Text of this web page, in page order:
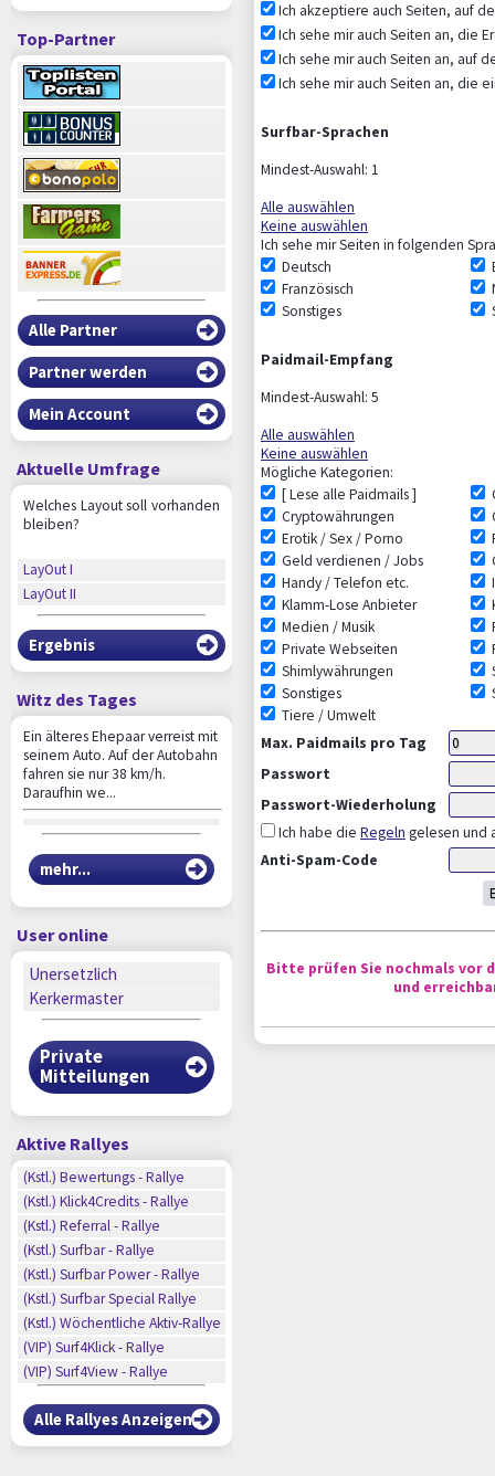
Top-Partner
Alle Partner
Partner werden
Mein Account
Aktuelle Umfrage
Welches Layout soll vorhanden
bleiben?
LayOut I
LayOut II
Ergebnis
Witz des Tages
Ein älteres Ehepaar verreist mit
seinem Auto. Auf der Autobahn
fahren sie nur 38 km/h.
Daraufhin we...
mehr...
User online
Unersetzlich
Kerkermaster
Private
Mitteilungen
Aktive Rallyes
(Kstl.) Bewertungs - Rallye
(Kstl.) Klick4Credits - Rallye
(Kstl.) Referral - Rallye
(Kstl.) Surfbar - Rallye
(Kstl.) Surfbar Power - Rallye
(Kstl.) Surfbar Special Rallye
(Kstl.) Wöchentliche Aktiv-Rallye
(VIP) Surf4Klick - Rallye
(VIP) Surf4View - Rallye
Alle Rallyes Anzeigen
Ich akzeptiere auch Seiten, auf
Ich sehe mir auch Seiten an, die
Ich sehe mir auch Seiten an, auf
Ich sehe mir auch Seiten an, die
Surfbar-Sprachen
Mindest-Auswahl: 1
Alle auswählen
Keine auswählen
Ich sehe mir Seiten in folgenden
Deutsch
Französisch
Sonstiges
Paidmail-Empfang
Mindest-Auswahl: 5
Alle auswählen
Keine auswählen
Mögliche Kategorien:
[ Lese alle Paidmails ]
Cryptowährungen
Erotik / Sex / Porno
Geld verdienen / Jobs
Handy / Telefon etc.
Klamm-Lose Anbieter
Medien / Musik
Private Webseiten
Shimlywährungen
Sonstiges
Tiere / Umwelt
Max. Paidmails pro Tag
Passwort
Passwort-Wiederholung
Ich habe die Regeln gelesen und
Anti-Spam-Code
Bitte prüfen Sie nochmals vor
und